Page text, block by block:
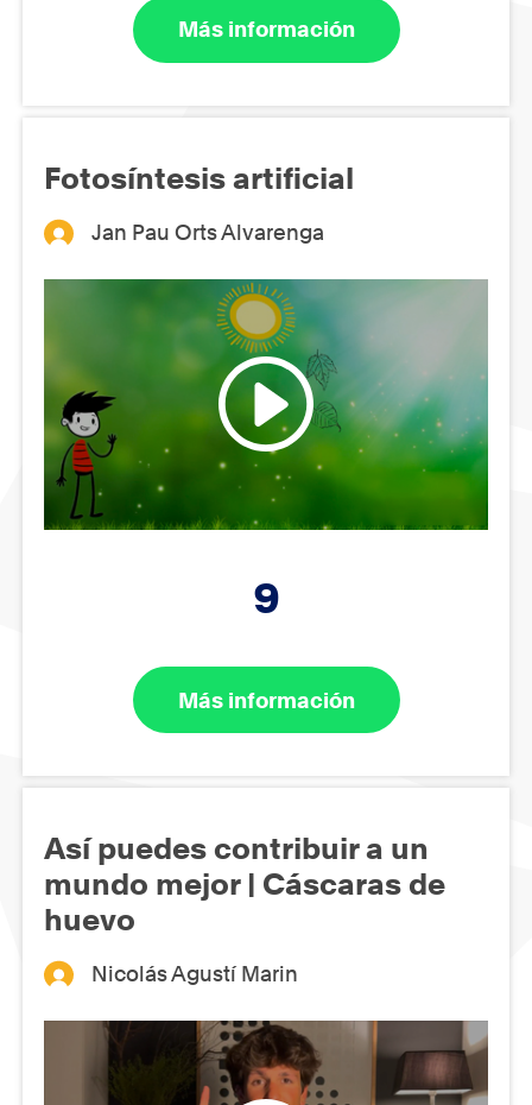
Más información
Fotosíntesis artificial
Jan Pau Orts Alvarenga
9
Más información
Así puedes contribuir a un
mundo mejor | Cáscaras de
huevo
Nicolás Agustí Marin